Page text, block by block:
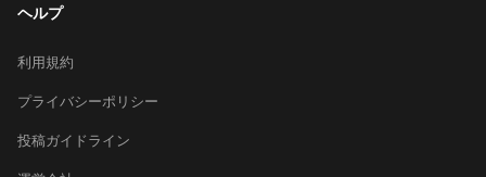
ヘルプ
利用規約
プライバシーポリシー
投稿ガイドライン